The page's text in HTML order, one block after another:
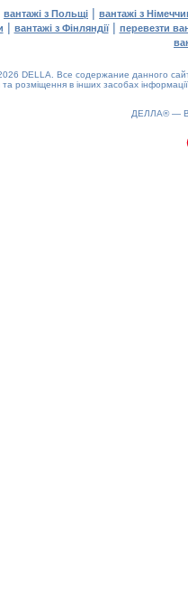
вантажі з Польщі | вантажі з
| вантажі з Фінляндії| перевезти
DELLA. Все содержание данного
та розміщення в інших засобах
ДЕЛЛА® —